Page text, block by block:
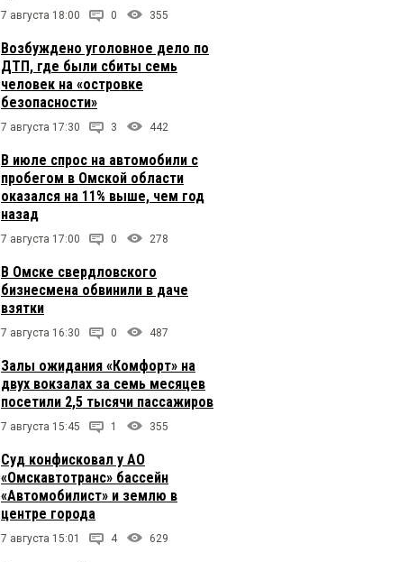
7 августа 18:00 0 355
Возбуждено уголовное дело по
ДТП, где были сбиты семь
человек на «островке
безопасности»
7 августа 17:30 3 442
В июле спрос на автомобили с
пробегом в Омской области
оказался на 11% выше, чем год
назад
7 августа 17:00 0 278
В Омске свердловского
бизнесмена обвинили в даче
взятки
7 августа 16:30 0 487
Залы ожидания «Комфорт» на
двух вокзалах за семь месяцев
посетили 2,5 тысячи пассажиров
7 августа 15:45 1 355
Суд конфисковал у АО
«Омскавтотранс» бассейн
«Автомобилист» и землю в
центре города
7 августа 15:01 4 629